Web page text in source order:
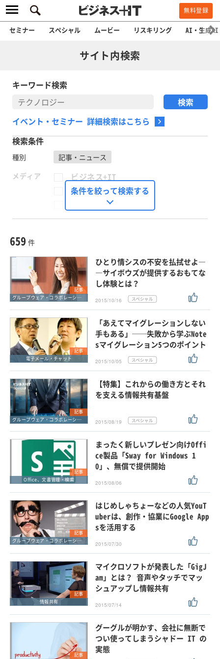
無料登録
セミナー スペシャル ムービー リスキリング AI・生成AI
サイト内検索
キーワード検索
イベント・セミナー 詳細検索はこちら
検索条件
種別
記事・ニュース
メディア
ビジネス+IT
FinTech Journal
Seizo Trend
外部ニュース
スペシャルに限定する
タグ
クリア この条件で検索する
条件を絞って検索する
659 件
記事
グループウェア・コラボレーション
ひとり情シスの不安を払拭せよ―
―サイボウズが提供するおもてな
し体験とは？
2015/10/16
記事
電子メール・チャット
「あえてマイグレーションしない
手もある」──失敗から学ぶNote
sマイグレーション5つのポイント
2015/10/05
記事
グループウェア・コラボレーション
【特集】これからの働き方とそれ
を支える情報共有基盤
2015/08/19
記事
Office、文書管理・検索
まったく新しいプレゼン向けOffi
ce製品「Sway for Windows 1
0」、無償で提供開始
2015/08/06
記事
グループウェア・コラボレーション
はじめしゃちょーなどの人気YouT
uberは、創作・協業にGoogle App
sを活用する
2015/07/30
記事
情報共有
マイクロソフトが発表した「GigJ
am」とは？ 音声やタッチでマッ
シュアップし情報共有
2015/07/14
記事
グーグルが明かす、会社に無断で
つい使ってしまうシャドー IT の
実態